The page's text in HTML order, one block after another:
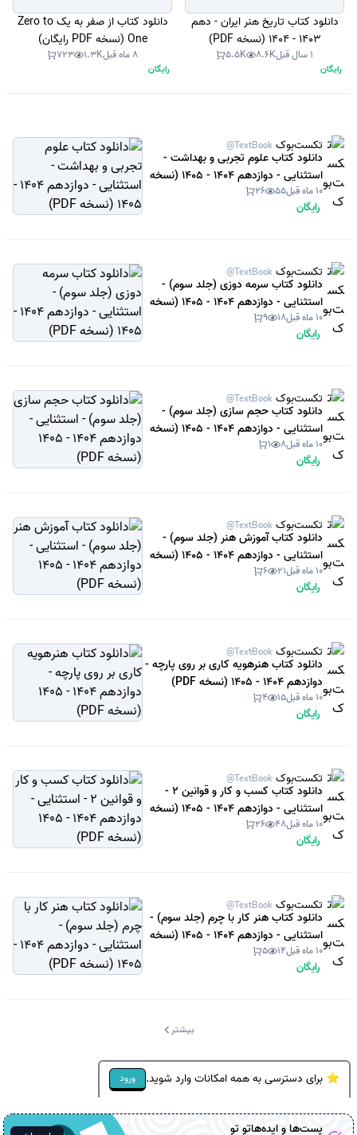
دانلود کتاب تاریخ هنر ایران - دهم
1403 - 1404 (نسخه PDF)
1 سال قبل 8.6K
5.5K
رایگان
دانلود کتاب از صفر به یک Zero to
One (نسخه PDF رایگان)
8 ماه قبل 1.3K
723
رایگان
تکست‌بوک @TextBook
دانلود کتاب علوم تجربی و بهداشت -
استثنایی - دوازدهم 1404 - 1405 (نسخه
PDF)
10 ماه قبل 55
26
رایگان
تکست‌بوک @TextBook
دانلود کتاب سرمه دوزی (جلد سوم) -
استثنایی - دوازدهم 1404 - 1405 (نسخه
PDF)
10 ماه قبل 18
9
رایگان
تکست‌بوک @TextBook
دانلود کتاب حجم سازی (جلد سوم) -
استثنایی - دوازدهم 1404 - 1405 (نسخه
PDF)
10 ماه قبل 8
1
رایگان
تکست‌بوک @TextBook
دانلود کتاب آموزش هنر (جلد سوم) -
استثنایی - دوازدهم 1404 - 1405 (نسخه
PDF)
10 ماه قبل 21
6
رایگان
تکست‌بوک @TextBook
دانلود کتاب هنرهویه کاری بر روی پارچه -
دوازدهم 1404 - 1405 (نسخه PDF)
10 ماه قبل 15
4
رایگان
تکست‌بوک @TextBook
دانلود کتاب کسب و کار و قوانین 2 -
استثنایی - دوازدهم 1404 - 1405 (نسخه
PDF)
10 ماه قبل 48
26
رایگان
تکست‌بوک @TextBook
دانلود کتاب هنر کار با چرم (جلد سوم) -
استثنایی - دوازدهم 1404 - 1405 (نسخه
PDF)
10 ماه قبل 14
5
رایگان
بیشتر
⭐ برای دسترسی به همه امکانات وارد شوید. ورود
پست‌ها و ایده‌هاتو تو